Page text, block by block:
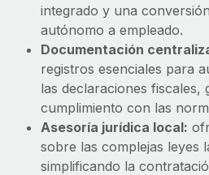
integrado y una
autónomo a empleado.
Documentación
registros esenciales para
las declaraciones fiscales,
cumplimiento con las
Asesoría jurídica local:
sobre las complejas leyes
simplificando la